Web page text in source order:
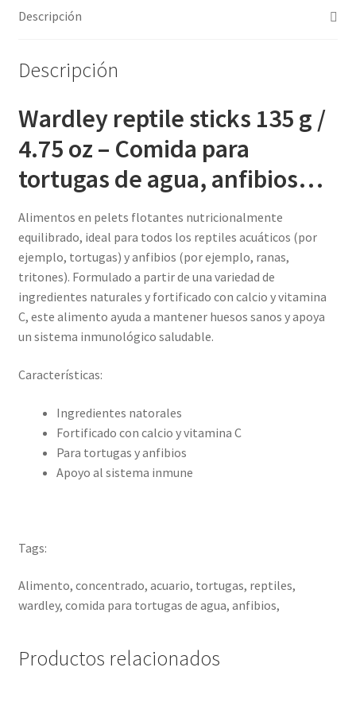
Descripción
Descripción
Wardley reptile sticks 135 g /
4.75 oz – Comida para
tortugas de agua, anfibios…
Alimentos en pelets flotantes nutricionalmente
equilibrado, ideal para todos los reptiles acuáticos (por
ejemplo, tortugas) y anfibios (por ejemplo, ranas,
tritones). Formulado a partir de una variedad de
ingredientes naturales y fortificado con calcio y vitamina
C, este alimento ayuda a mantener huesos sanos y apoya
un sistema inmunológico saludable.
Características:
Ingredientes natorales
Fortificado con calcio y vitamina C
Para tortugas y anfibios
Apoyo al sistema inmune
Tags:
Alimento, concentrado, acuario, tortugas, reptiles,
wardley, comida para tortugas de agua, anfibios,
Productos relacionados